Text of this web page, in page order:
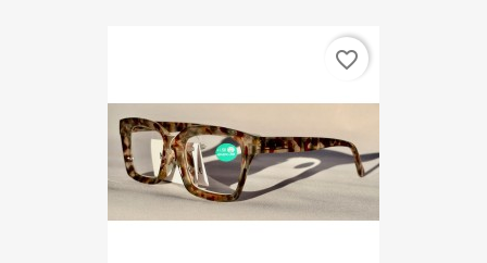
favorite_border